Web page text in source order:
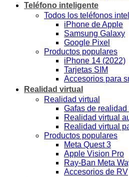
Teléfono inteligente
Todos los teléfonos
iPhone de Apple
Samsung Galaxy
Google Pixel
Productos populares
iPhone 14 (2022)
Tarjetas SIM
Accesorios para
Realidad virtual
Realidad virtual
Gafas de realidad
Realidad virtual
Realidad virtual
Productos populares
Meta Quest 3
Apple Vision Pro
Ray-Ban Meta
Accesorios de RV